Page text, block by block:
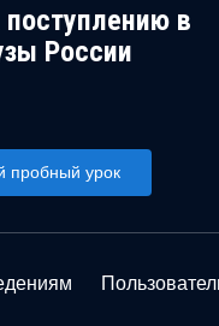
поступлению в
России
пробный урок